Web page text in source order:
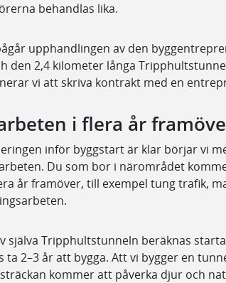
behandlas lika.
upphandlingen av den
den 2,4 kilometer långa
vi att skriva kontrakt med en
i flera år
inför byggstart är klar börjar vi
Du som bor i närområdet
år framöver, till exempel tung trafik,
själva Tripphultstunneln beräknas
ta 2–3 år att bygga. Att vi bygger en
kommer att påverka djur och